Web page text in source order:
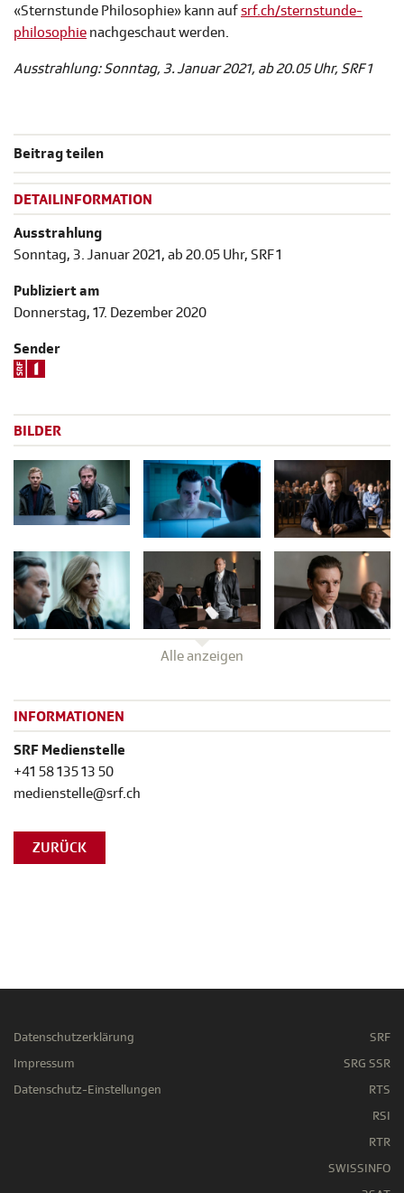
«Sternstunde Philosophie» kann aufsrf.ch/sternstunde-
philosophie nachgeschaut werden.
Ausstrahlung: Sonntag, 3. Januar 2021, ab 20.05 Uhr, SRF 1
Beitrag teilen
DETAILINFORMATION
Ausstrahlung
Sonntag, 3. Januar 2021, ab 20.05 Uhr, SRF 1
Publiziert am
Donnerstag, 17. Dezember 2020
Sender
BILDER
Alle anzeigen
INFORMATIONEN
SRF Medienstelle
+41 58 135 13 50
medienstelle@srf.ch
ZURÜCK
Datenschutzerklärung
Impressum
Datenschutz-Einstellungen
SRF
SRG SSR
RTS
RSI
RTR
SWISSINFO